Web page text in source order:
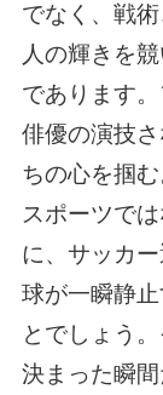
でなく、戦
人の輝きを
であります
俳優の演技
ちの心を掴
スポーツで
に、サッカ
球が一瞬静
とでしょう
決まった瞬